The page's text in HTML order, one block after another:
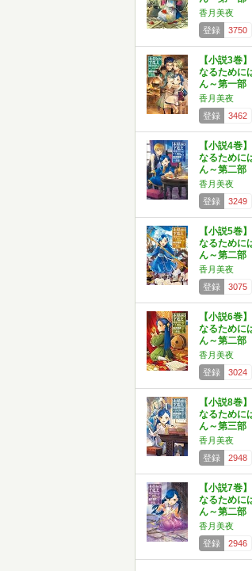
香月美夜
登録
3750
【小説3巻
なるために
ん～第一部
香月美夜
登録
3462
【小説4巻
なるために
ん～第二部
香月美夜
登録
3249
【小説5巻
なるために
ん～第二部
香月美夜
登録
3075
【小説6巻
なるために
ん～第二部
香月美夜
登録
3024
【小説8巻
なるために
ん～第三部
香月美夜
登録
2948
【小説7巻
なるために
ん～第二部
香月美夜
登録
2946